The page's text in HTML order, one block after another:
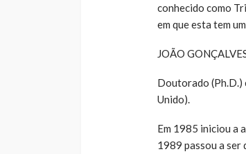
conhecido como
em que esta tem
JOÃO
Doutorado (Ph.D.)
Unido).
Em 1985 iniciou a
1989 passou a ser